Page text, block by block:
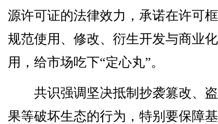
源许可证的法律效力，承诺在许可
规范使用、修改、衍生开发与商业
用，给市场吃下“定心丸”。
共识强调坚决抵制抄袭篡改、
果等破坏生态的行为，特别要保障